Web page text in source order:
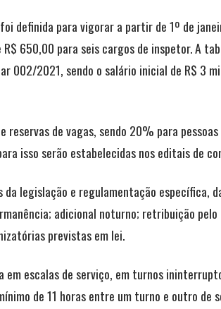
definida para vigorar a partir de 1º de
650,00 para seis cargos de inspetor. A
002/2021, sendo o salário inicial de R$ 3
de vagas, sendo 20% para
isso serão estabelecidas nos editais de
legislação e regulamentação específica,
adicional noturno; retribuição pelo
previstas em lei.
escalas de serviço, em turnos
de 11 horas entre um turno e outro